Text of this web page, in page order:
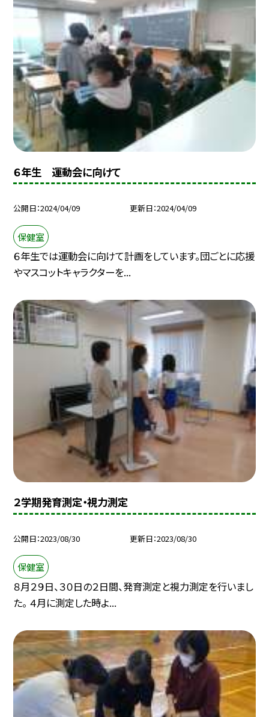
６年生 運動会に向けて
公開日 2024/04/09 更新日 2024/04/09
保健室
６年生では運動会に向けて計画をしています。団ごとに応援
やマスコットキャラクターを...
２学期発育測定・視力測定
公開日 2023/08/30 更新日 2023/08/30
保健室
８月２９日、３０日の２日間、発育測定と視力測定を行いまし
た。 ４月に測定した時よ...